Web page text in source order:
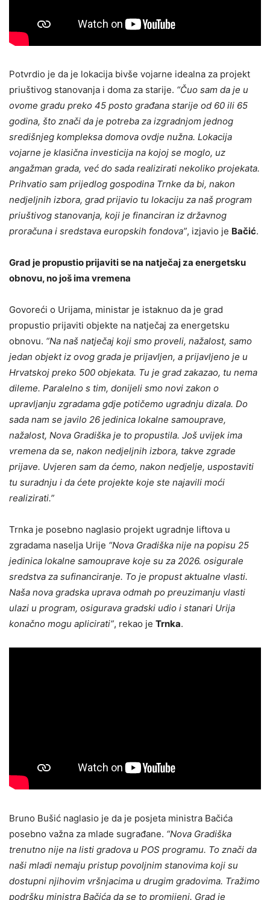
Potvrdio je da je lokacija bivše vojarne idealna za projekt
priuštivog stanovanja i doma za starije. “Čuo sam da je u
ovome gradu preko 45 posto građana starije od 60 ili 65
godina, što znači da je potreba za izgradnjom jednog
središnjeg kompleksa domova ovdje nužna. Lokacija
vojarne je klasična investicija na kojoj se moglo, uz
angažman grada, već do sada realizirati nekoliko projekata.
Prihvatio sam prijedlog gospodina Trnke da bi, nakon
nedjeljnih izbora, grad prijavio tu lokaciju za naš program
priuštivog stanovanja, koji je financiran iz državnog
proračuna i sredstava europskih fondova”, izjavio je Bačić.
Grad je propustio prijaviti se na natječaj za energetsku
obnovu, no još ima vremena
Govoreći o Urijama, ministar je istaknuo da je grad
propustio prijaviti objekte na natječaj za energetsku
obnovu. “Na naš natječaj koji smo proveli, nažalost, samo
jedan objekt iz ovog grada je prijavljen, a prijavljeno je u
Hrvatskoj preko 500 objekata. Tu je grad zakazao, tu nema
dileme. Paralelno s tim, donijeli smo novi zakon o
upravljanju zgradama gdje potičemo ugradnju dizala. Do
sada nam se javilo 26 jedinica lokalne samouprave,
nažalost, Nova Gradiška je to propustila. Još uvijek ima
vremena da se, nakon nedjeljnih izbora, takve zgrade
prijave. Uvjeren sam da ćemo, nakon nedjelje, uspostaviti
tu suradnju i da ćete projekte koje ste najavili moći
realizirati.”
Trnka je posebno naglasio projekt ugradnje liftova u
zgradama naselja Urije “Nova Gradiška nije na popisu 25
jedinica lokalne samouprave koje su za 2026. osigurale
sredstva za sufinanciranje. To je propust aktualne vlasti.
Naša nova gradska uprava odmah po preuzimanju vlasti
ulazi u program, osigurava gradski udio i stanari Urija
konačno mogu aplicirati”, rekao je Trnka.
Bruno Bušić naglasio je da je posjeta ministra Bačića
posebno važna za mlade sugrađane. “Nova Gradiška
trenutno nije na listi gradova u POS programu. To znači da
naši mladi nemaju pristup povoljnim stanovima koji su
dostupni njihovim vršnjacima u drugim gradovima. Tražimo
podršku ministra Bačića da se to promijeni. Grad je